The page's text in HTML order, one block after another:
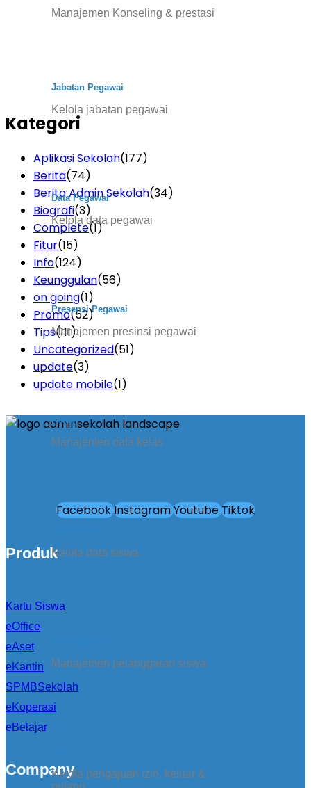
Manajemen Konseling & prestasi
Jabatan Pegawai
Kelola jabatan pegawai
Data Pegawai
Kelola data pegawai
Presensi Pegawai
Manajemen presinsi pegawai
Kelas
Manajemen data kelas
Kelola data siswa
Manajemen pelanggaran siswa
Kelola pengajuan izin, keluar &
Kategori
Aplikasi Sekolah(177)
Berita(74)
Berita Admin Sekolah(34)
Biografi(3)
Complete(1)
Fitur(15)
Info(124)
Keunggulan(56)
on going(1)
Promo(52)
Tips(111)
Uncategorized(51)
update(3)
update mobile(1)
FacebookInstagramYoutubeTiktok
Produk
Kartu Siswa
eOffice
eAset
eKantin
SPMBSekolah
eKoperasi
eBelajar
Company